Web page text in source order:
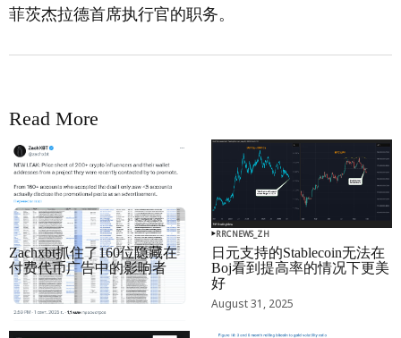
菲茨杰拉德首席执行官的职务。
Read More
RRCNEWS_ZH
Zachxbt抓住了160位隐藏在
付费代币广告中的影响者
September 01, 2025
RRCNEWS_ZH
日元支持的Stablecoin无法在
Boj看到提高率的情况下更美
好
August 31, 2025